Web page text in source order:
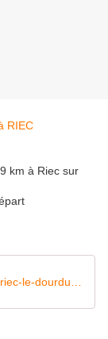
km à Riec sur